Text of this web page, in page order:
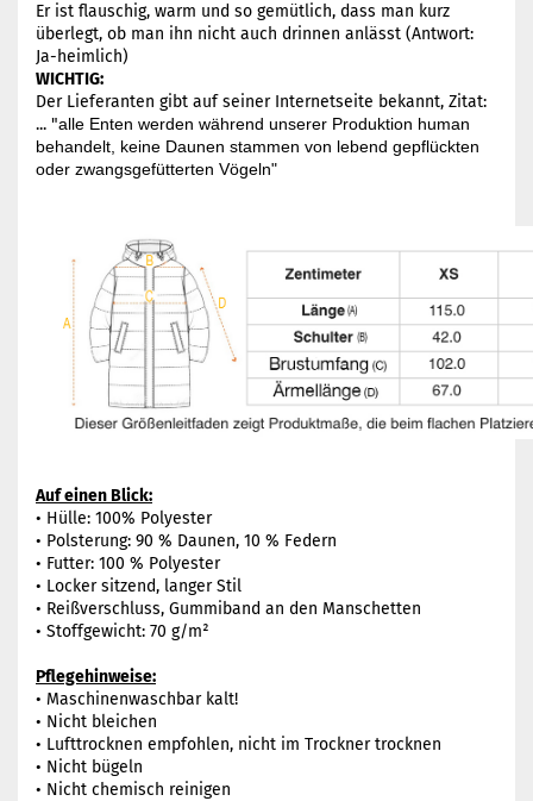
Er ist flauschig, warm und so gemütlich, dass man kurz
überlegt, ob man ihn nicht auch drinnen anlässt (Antwort:
Ja-heimlich)
WICHTIG:
Der Lieferanten gibt auf seiner Internetseite bekannt, Zitat:
... "alle Enten werden während unserer Produktion human
behandelt, keine Daunen stammen von lebend gepflückten
oder zwangsgefütterten Vögeln"
Auf einen Blick:
• Hülle: 100% Polyester
• Polsterung: 90 % Daunen, 10 % Federn
• Futter: 100 % Polyester
• Locker sitzend, langer Stil
• Reißverschluss, Gummiband an den Manschetten
• Stoffgewicht: 70 g/m²
Pflegehinweise:
• Maschinenwaschbar kalt!
• Nicht bleichen
• Lufttrocknen empfohlen, nicht im Trockner trocknen
• Nicht bügeln
• Nicht chemisch reinigen